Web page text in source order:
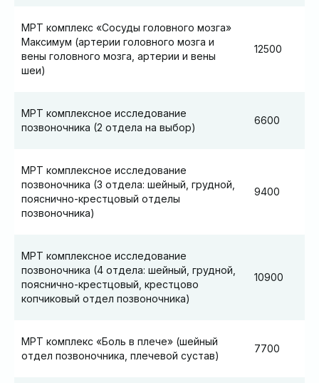
МРТ комплекс «Сосуды головного мозга»
Максимум (артерии головного мозга и
вены головного мозга, артерии и вены
шеи)
12500
МРТ комплексное исследование
позвоночника (2 отдела на выбор)
6600
МРТ комплексное исследование
позвоночника (3 отдела: шейный, грудной,
пояснично-крестцовый отделы
позвоночника)
9400
МРТ комплексное исследование
позвоночника (4 отдела: шейный, грудной,
пояснично-крестцовый, крестцово
копчиковый отдел позвоночника)
10900
МРТ комплекс «Боль в плече» (шейный
отдел позвоночника, плечевой сустав)
7700